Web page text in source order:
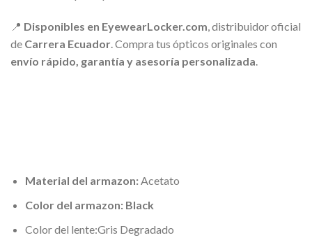
📍 Disponibles en EyewearLocker.com , distribuidor oficial
de Carrera Ecuador . Compra tus ópticos originales con
envío rápido, garantía y asesoría personalizada
Material del armazon:Acetato
Color del armazon:Black
Color del lente:Gris Degradado